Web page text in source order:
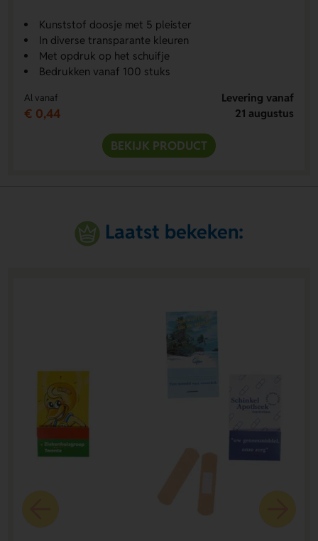
Kunststof doosje met 5 pleister
In diverse transparante kleuren
Met opdruk op het schuifje
Bedrukken vanaf 100 stuks
Al vanaf
€ 0,44
Levering vanaf
21 augustus
BEKIJK PRODUCT
Laatst bekeken: